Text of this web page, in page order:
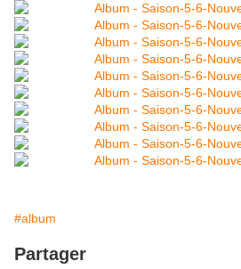
#album
Partager